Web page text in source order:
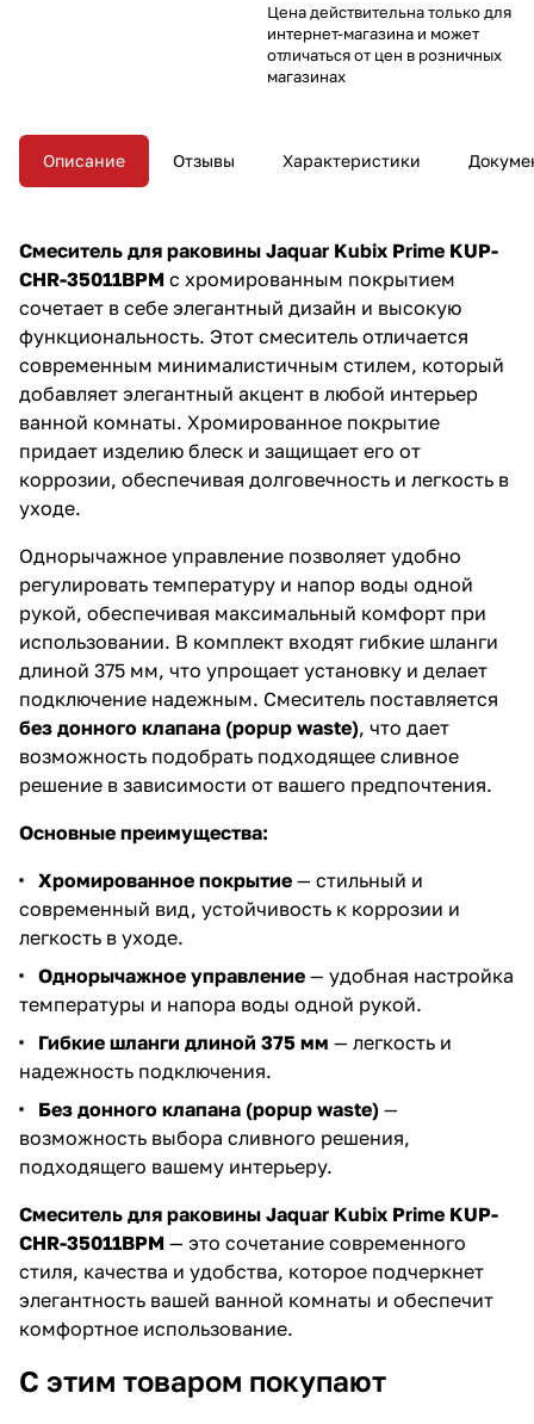
Цена действительна только для
интернет-магазина и может
отличаться от цен в розничных
магазинах
Описание Отзывы Характеристики
Смеситель для раковины Jaquar Kubix Prime KUP-
CHR-35011BPM с хромированным покрытием
сочетает в себе элегантный дизайн и высокую
функциональность. Этот смеситель отличается
современным минималистичным стилем, который
добавляет элегантный акцент в любой интерьер
ванной комнаты. Хромированное покрытие
придает изделию блеск и защищает его от
коррозии, обеспечивая долговечность и легкость в
уходе.
Однорычажное управление позволяет удобно
регулировать температуру и напор воды одной
рукой, обеспечивая максимальный комфорт при
использовании. В комплект входят гибкие шланги
длиной 375 мм, что упрощает установку и делает
подключение надежным. Смеситель поставляется
без донного клапана (popup waste), что дает
возможность подобрать подходящее сливное
решение в зависимости от вашего предпочтения.
Основные преимущества:
Хромированное покрытие — стильный и
современный вид, устойчивость к коррозии и
легкость в уходе.
Однорычажное управление — удобная настройка
температуры и напора воды одной рукой.
Гибкие шланги длиной 375 мм — легкость и
надежность подключения.
Без донного клапана (popup waste) —
возможность выбора сливного решения,
подходящего вашему интерьеру.
Смеситель для раковины Jaquar Kubix Prime KUP-
CHR-35011BPM — это сочетание современного
стиля, качества и удобства, которое подчеркнет
элегантность вашей ванной комнаты и обеспечит
комфортное использование.
С этим товаром покупают